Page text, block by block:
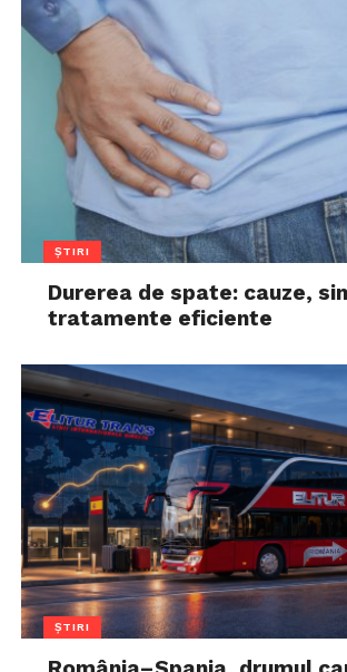
ȘTIRI
Durerea de spate: cauze,
tratamente eficiente
ȘTIRI